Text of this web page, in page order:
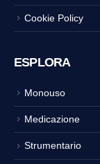
Cookie Policy
ESPLORA
Monouso
Medicazione
Strumentario